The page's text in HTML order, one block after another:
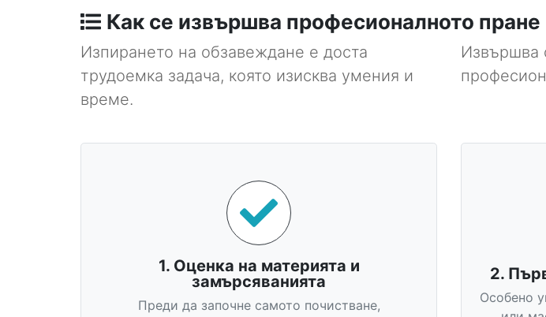
Как се извършва професионалното
Изпирането на обзавеждане е доста
трудоемка задача, която изисква умения и
време.
Извършва
1. Оценка на материята и
замърсяванията
Преди да започне самото почистване,
2.
Особено